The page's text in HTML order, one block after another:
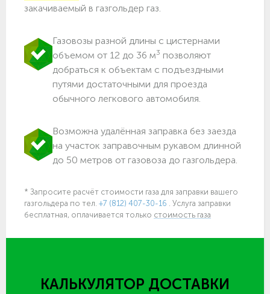
закачиваемый в газгольдер газ.
Газовозы разной длины с цистернами
объемом от 12 до 36 м3 позволяют
добраться к объектам c подъездными
путями достаточными для проезда
обычного легкового автомобиля.
Возможна удалённая заправка без заезда
на участок заправочным рукавом длинной
до 50 метров от газовоза до газгольдера.
* Запросите расчёт стоимости газа для заправки вашего
газгольдера по тел. +7 (812) 407-30-16 . Услуга заправки
бесплатная, оплачивается только стоимость газа
КАЛЬКУЛЯТОР ДОСТАВКИ